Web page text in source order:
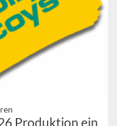
Produktion ein